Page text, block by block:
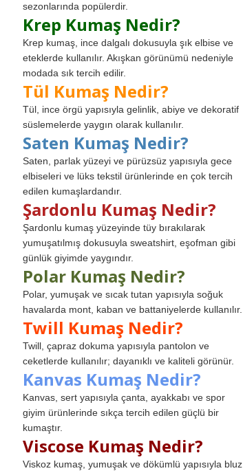
sezonlarında popülerdir.
Krep Kumaş Nedir?
Krep kumaş, ince dalgalı dokusuyla şık elbise ve
eteklerde kullanılır. Akışkan görünümü nedeniyle
modada sık tercih edilir.
Tül Kumaş Nedir?
Tül, ince örgü yapısıyla gelinlik, abiye ve dekoratif
süslemelerde yaygın olarak kullanılır.
Saten Kumaş Nedir?
Saten, parlak yüzeyi ve pürüzsüz yapısıyla gece
elbiseleri ve lüks tekstil ürünlerinde en çok tercih
edilen kumaşlardandır.
Şardonlu Kumaş Nedir?
Şardonlu kumaş yüzeyinde tüy bırakılarak
yumuşatılmış dokusuyla sweatshirt, eşofman gibi
günlük giyimde yaygındır.
Polar Kumaş Nedir?
Polar, yumuşak ve sıcak tutan yapısıyla soğuk
havalarda mont, kaban ve battaniyelerde kullanılır.
Twill Kumaş Nedir?
Twill, çapraz dokuma yapısıyla pantolon ve
ceketlerde kullanılır; dayanıklı ve kaliteli görünür.
Kanvas Kumaş Nedir?
Kanvas, sert yapısıyla çanta, ayakkabı ve spor
giyim ürünlerinde sıkça tercih edilen güçlü bir
kumaştır.
Viscose Kumaş Nedir?
Viskoz kumaş, yumuşak ve dökümlü yapısıyla bluz